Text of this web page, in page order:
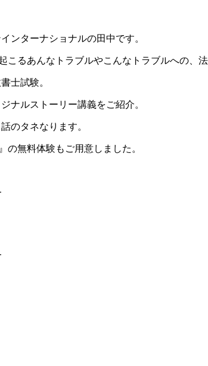
ンターナショナルの田中です。
るあんなトラブルやこんなトラブルへの、
士試験。
ナルストーリー講義をご紹介。
のタネなります。
の無料体験もご用意しました。